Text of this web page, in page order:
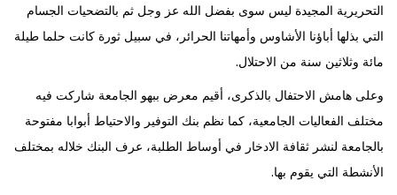
التحريرية المجيدة ليس سوى بفضل الله عز وجل ثم بالتضحيات الجسام
التي بذلها أباؤنا الأشاوس وأمهاتنا الحرائر، في سبيل ثورة كانت حلما طيلة
مائة وثلاثين سنة من الاحتلال.
وعلى هامش الاحتفال بالذكرى، أقيم معرض ببهو الجامعة شاركت فيه
مختلف الفعاليات الجامعية، كما نظم بنك التوفير والاحتياط أبوابا مفتوحة
بالجامعة لنشر ثقافة الادخار في أوساط الطلبة، عرف البنك خلاله بمختلف
الأنشطة التي يقوم بها.